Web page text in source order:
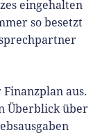
eingehalten
so besetzt
aus.
Überblick über